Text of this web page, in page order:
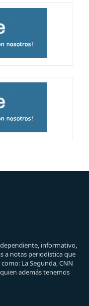
informativo,
a notas periodística que
La Segunda, CNN
además tenemos